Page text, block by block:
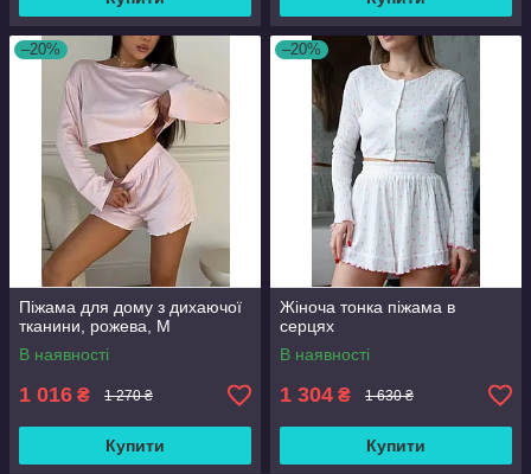
–20%
Піжама для дому з дихаючої
тканини, рожева, М
В наявності
1 016 ₴ 1 270 ₴
Купити
–20%
Жіноча тонка піжама в
серцях
В наявності
1 304 ₴ 1 630 ₴
Купити